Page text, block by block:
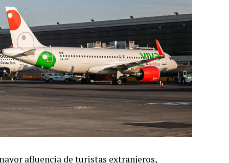
afluencia de turistas extranjeros,